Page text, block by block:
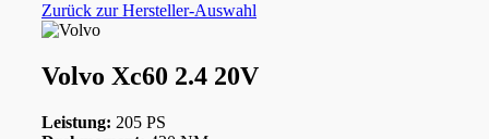
Zurück zur Hersteller-Auswahl
Volvo Xc60 2.4 20V
Leistung: 205 PS